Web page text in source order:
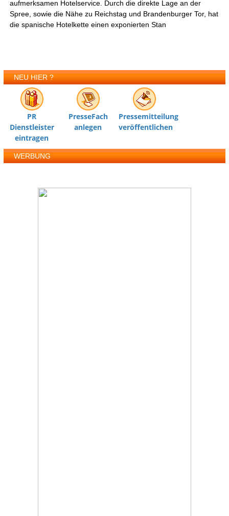
aufmerksamen Hotelservice. Durch die direkte Lage an der
Spree, sowie die Nähe zu Reichstag und Brandenburger Tor, hat
die spanische Hotelkette einen exponierten Stan
NEU HIER ?
PR
Dienstleister
eintragen
PresseFach
anlegen
Pressemitteilung
veröffentlichen
WERBUNG